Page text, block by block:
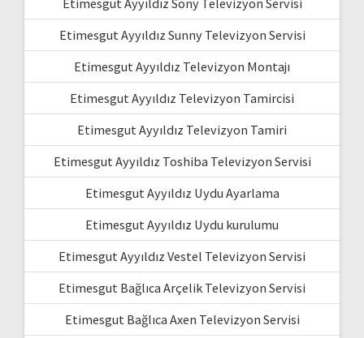
Etimesgut Ayyıldız Sony Televizyon Servisi
Etimesgut Ayyıldız Sunny Televizyon Servisi
Etimesgut Ayyıldız Televizyon Montajı
Etimesgut Ayyıldız Televizyon Tamircisi
Etimesgut Ayyıldız Televizyon Tamiri
Etimesgut Ayyıldız Toshiba Televizyon Servisi
Etimesgut Ayyıldız Uydu Ayarlama
Etimesgut Ayyıldız Uydu kurulumu
Etimesgut Ayyıldız Vestel Televizyon Servisi
Etimesgut Bağlıca Arçelik Televizyon Servisi
Etimesgut Bağlıca Axen Televizyon Servisi